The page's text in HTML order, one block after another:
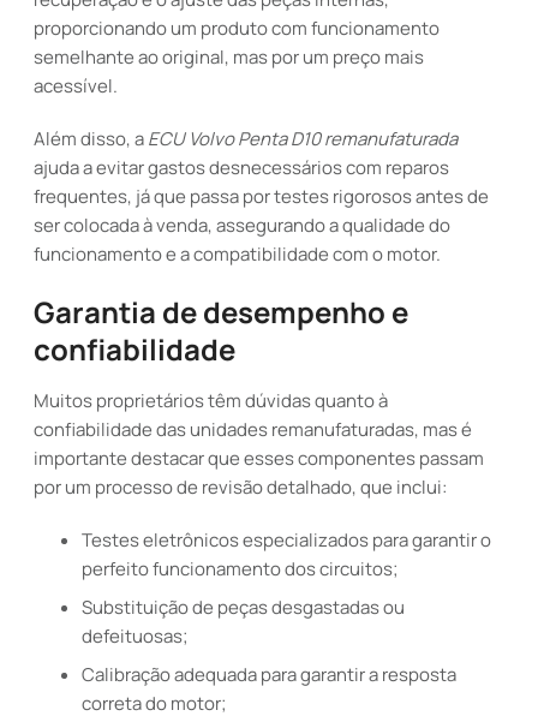
proporcionando um produto com funcionamento
semelhante ao original, mas por um preço mais
acessível.
Além disso, aECU Volvo Penta D10 remanufaturada
ajuda a evitar gastos desnecessários com reparos
frequentes, já que passa por testes rigorosos antes de
ser colocada à venda, assegurando a qualidade do
funcionamento e a compatibilidade com o motor.
Garantia de desempenho e
confiabilidade
Muitos proprietários têm dúvidas quanto à
confiabilidade das unidades remanufaturadas, mas é
importante destacar que esses componentes passam
por um processo de revisão detalhado, que inclui:
Testes eletrônicos especializados para garantir o
perfeito funcionamento dos circuitos;
Substituição de peças desgastadas ou
defeituosas;
Calibração adequada para garantir a resposta
correta do motor;